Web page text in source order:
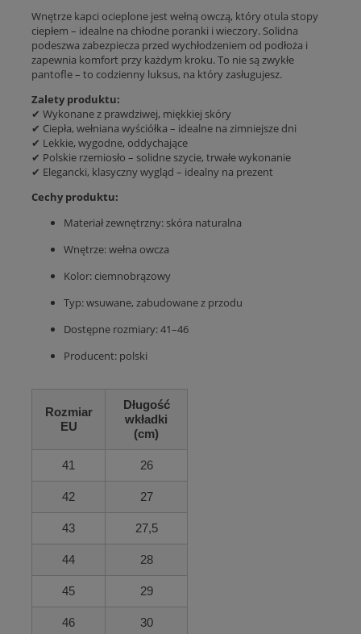
Wnętrze kapci ocieplone jest wełną owczą, który otula stopy
ciepłem – idealne na chłodne poranki i wieczory. Solidna
podeszwa zabezpiecza przed wychłodzeniem od podłoża i
zapewnia komfort przy każdym kroku. To nie są zwykłe
pantofle – to codzienny luksus, na który zasługujesz.
Zalety produktu:
✔ Wykonane z prawdziwej, miękkiej skóry
✔ Ciepła, wełniana wyściółka – idealne na zimniejsze dni
✔ Lekkie, wygodne, oddychające
✔ Polskie rzemiosło – solidne szycie, trwałe wykonanie
✔ Elegancki, klasyczny wygląd – idealny na prezent
Cechy produktu:
Materiał zewnętrzny: skóra naturalna
Wnętrze: wełna owcza
Kolor: ciemnobrązowy
Typ: wsuwane, zabudowane z przodu
Dostępne rozmiary: 41–46
Producent: polski
Rozmiar
EU
Długość
wkładki
(cm)
41 26
42 27
43 27,5
44 28
45 29
46 30